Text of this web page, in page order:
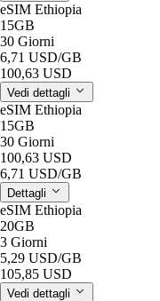
eSIM Ethiopia
15GB
30 Giorni
6,71 USD/GB
100,63 USD
Vedi dettagli
eSIM Ethiopia
15GB
30 Giorni
100,63 USD
6,71 USD/GB
Dettagli
eSIM Ethiopia
20GB
3 Giorni
5,29 USD/GB
105,85 USD
Vedi dettagli